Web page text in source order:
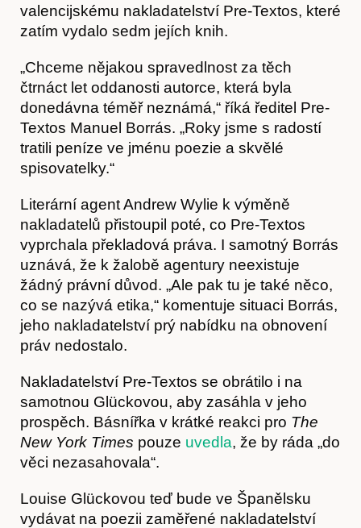
Akce
O nás
valencijskému nakladatelství Pre-Textos, které
zatím vydalo sedm jejích knih.
„Chceme nějakou spravedlnost za těch
čtrnáct let oddanosti autorce, která byla
donedávna téměř neznámá,“ říká ředitel Pre-
Textos Manuel Borrás. „Roky jsme s radostí
tratili peníze ve jménu poezie a skvělé
spisovatelky.“
Literární agent Andrew Wylie k výměně
nakladatelů přistoupil poté, co Pre-Textos
vyprchala překladová práva. I samotný Borrás
uznává, že k žalobě agentury neexistuje
žádný právní důvod. „Ale pak tu je také něco,
co se nazývá etika,“ komentuje situaci Borrás,
jeho nakladatelství prý nabídku na obnovení
práv nedostalo.
Nakladatelství Pre-Textos se obrátilo i na
samotnou Glückovou, aby zasáhla v jeho
prospěch. Básnířka v krátké reakci pro The
New York Times pouze uvedla, že by ráda „do
věci nezasahovala“.
Louise Glückovou teď bude ve Španělsku
vydávat na poezii zaměřené nakladatelství